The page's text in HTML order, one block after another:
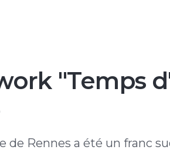
"Temps
Rennes a été un franc